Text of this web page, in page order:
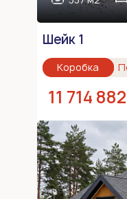
Шейк 1
Коробка
11 714